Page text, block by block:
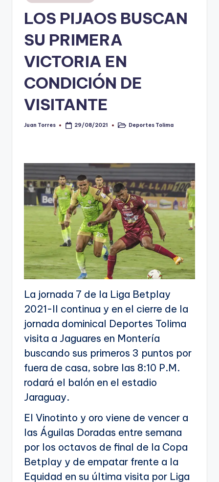
V
ti
o
en
LOS PIJAOS BUSCAN
SU PRIMERA
VICTORIA EN
CONDICIÓN DE
VISITANTE
Publicado
Juan Torres 29/08/2021
Publicado
Deportes Tolima
La jornada 7 de la Liga Betplay
2021-II continua y en el cierre de la
jornada dominical Deportes Tolima
visita a Jaguares en Montería
buscando sus primeros 3 puntos por
fuera de casa, sobre las 8:10 P.M.
rodará el balón en el estadio
Jaraguay.
El Vinotinto y oro viene de vencer a
las Águilas Doradas entre semana
por los octavos de final de la Copa
Betplay y de empatar frente a la
Equidad en su última visita por Liga